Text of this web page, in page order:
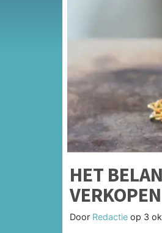
HET
Door Redactie op 3